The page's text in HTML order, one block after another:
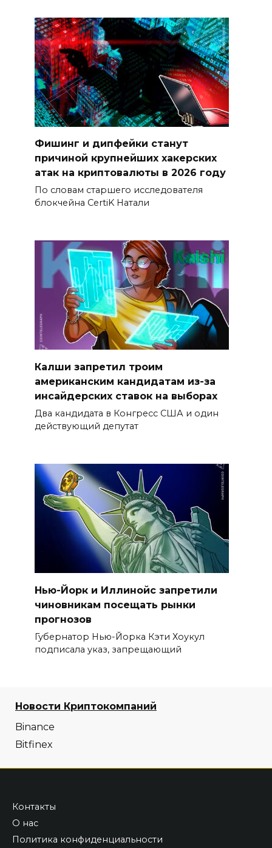
Фишинг и дипфейки станут
причиной крупнейших хакерских
атак на криптовалюты в 2026 году
По словам старшего исследователя
блокчейна CertiK Натали
Калши запретил троим
американским кандидатам из-за
инсайдерских ставок на выборах
Два кандидата в Конгресс США и один
действующий депутат
Нью-Йорк и Иллинойс запретили
чиновникам посещать рынки
прогнозов
Губернатор Нью-Йорка Кэти Хоукул
подписала указ, запрещающий
Новости Криптокомпаний
Binance
Bitfinex
Контакты
О нас
Политика конфиденциальности